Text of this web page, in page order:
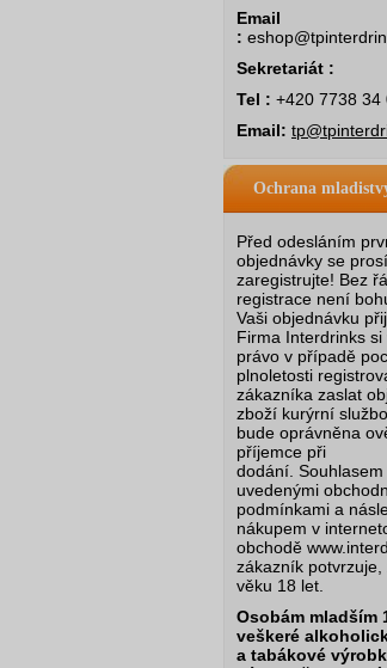
Email
:
Sekretariát :
Tel : +420 7738 34
Email:
Ochrana
Před odesláním
objednávky se
zaregistrujte! Bez
registrace není
Vaši objednávku
Firma Interdrinks si
právo v případě
plnoletosti
zákazníka zaslat
zboží kurýrní
bude oprávněna
příjemce při
dodání. Souhlasem
uvedenými
podmínkami a
nákupem v
obchodě
zákazník potvrzuje,
věku 18 let.
Osobám mladším
veškeré
a tabákové